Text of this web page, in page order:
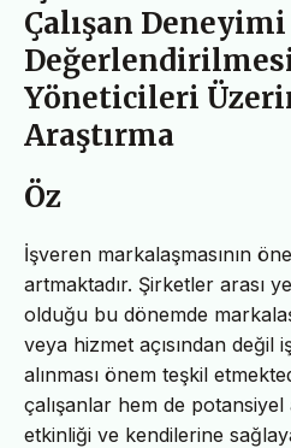
Çalışan
Yöneticileri
Araştırma
Öz
İşveren markalaşmasının
artmaktadır. Şirketler arası
olduğu bu dönemde
veya hizmet açısından değil
alınması önem teşkil
çalışanlar hem de potansiyel
etkinliği ve kendilerine